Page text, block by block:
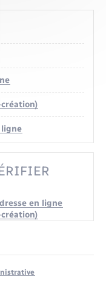
ligne
en ligne